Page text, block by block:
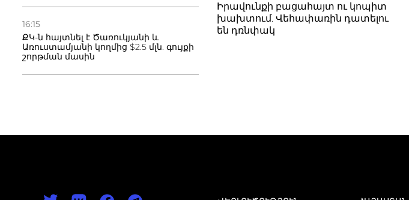
16:15
ՔԿ-ն հայտնել է Ծառուկյանի և
Առուստամյանի կողմից $2.5 մլն. գույքի
շորթման մասին
Իրավունքի բացահայտ ու կոպիտ
խախտում. Վեհափառին դատելու
են դռնփակ